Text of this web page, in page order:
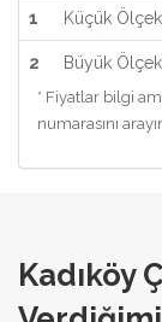
1 Küçük
2 Büyük
* Fiyatlar bilgi
numarasını
Kadıköy